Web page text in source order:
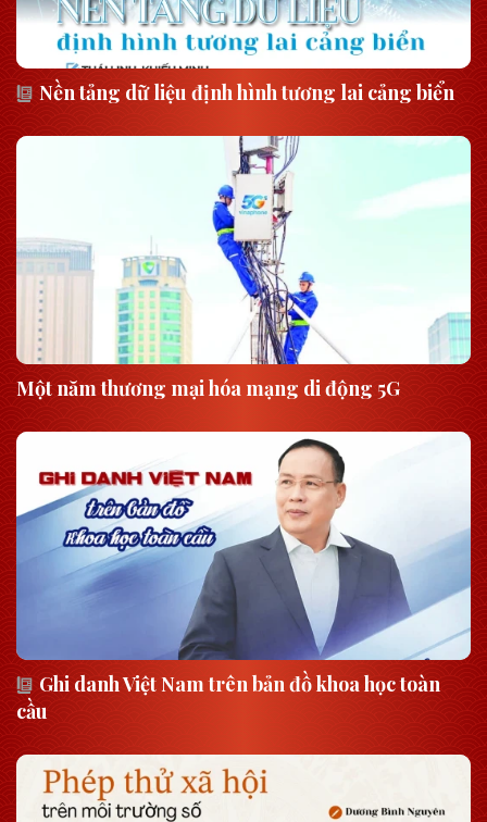
Nền tảng dữ liệu định hình tương lai cảng biển
Một năm thương mại hóa mạng di động 5G
Ghi danh Việt Nam trên bản đồ khoa học toàn
cầu